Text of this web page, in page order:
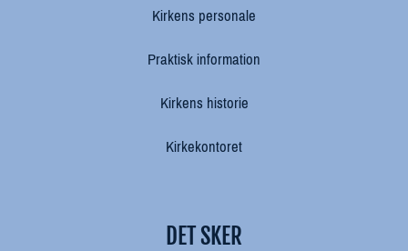
Kirkens personale
Praktisk information
Kirkens historie
Kirkekontoret
DET SKER